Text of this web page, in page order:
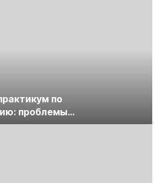
по
проблемы
цифровизации, экспертизы